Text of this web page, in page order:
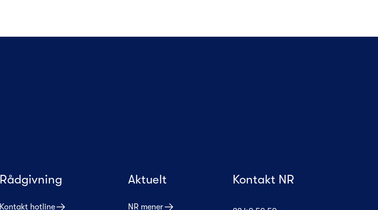
Rådgivning
Kontakt hotline
Aktuelt
NR mener
Kontakt NR